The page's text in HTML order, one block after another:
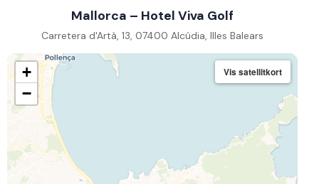
Mallorca – Hotel Viva Golf
Carretera d'Artà, 13, 07400 Alcúdia, Illes Balears
+
−
Vis satellitkort